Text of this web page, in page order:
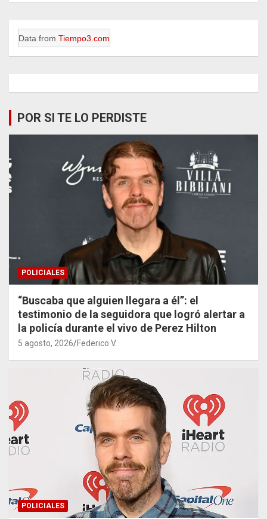
Data from Tiempo3.com
POR SI TE LO PERDISTE
POLICIALES
“Buscaba que alguien llegara a él”: el
testimonio de la seguidora que logró alertar a
la policía durante el vivo de Perez Hilton
5 agosto, 2026 Federico V.
POLICIALES